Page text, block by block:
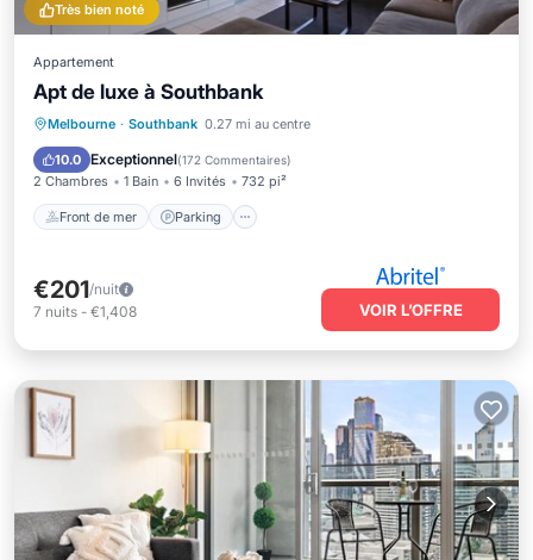
Très bien noté
Appartement
Apt de luxe à Southbank
Melbourne · Southbank 0.27 mi au centre
10.0 Exceptionnel(172 Commentaires)
2 Chambres 1 Bain 6 Invités 732 pi²
Front de mer Parking
Front de mer
Parking
Vue sur l’océan
Vue
€201/nuit
7 nuits - €1,408 VOIR L’OFFRE